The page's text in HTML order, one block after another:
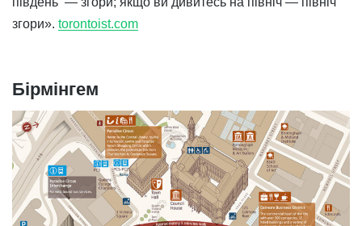
згори». torontoist.com
Бірмінгем